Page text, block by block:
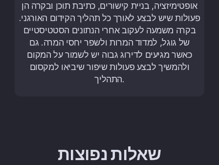
אופטימיזציה, בניית קישורים, כתיבת תוכן ובקרה הן
פעולות שיש לבצע לאורך כל תהליך הקידום האורגני.
בקרה משמעה לעקוב אחרי הנתונים הסטטיסטיים
של גוגל, למדוד המרות ולשפר יחסי המרה. גם
כאשר מגיעים לדירוג גבוה יש לשמור על המקום
ולהמשיך לבצע פעולות שיפור שיביאו למקסום
התהליך.
שאלות נפוצות